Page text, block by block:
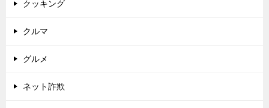
クッキング
クルマ
グルメ
ネット詐欺